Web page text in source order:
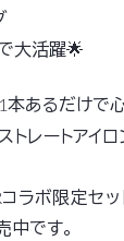
大活躍🌟
本あるだけで
トレートアイ
ラボ限定セッ
中です。